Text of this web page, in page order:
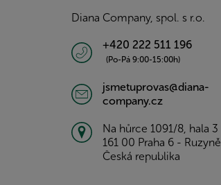
Diana Company, spol. s r.o.
+420 222 511 196
(Po-Pá 9:00-15:00h)
jsmetuprovas@diana-
company.cz
Na hůrce 1091/8, hala 3
161 00 Praha 6 - Ruzyně
Česká republika